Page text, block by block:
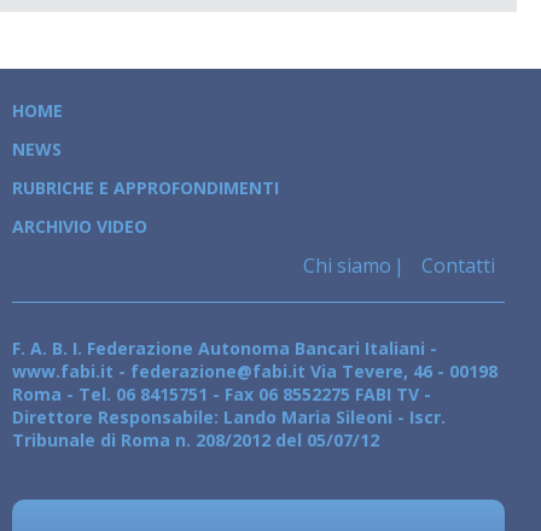
HOME
NEWS
RUBRICHE E APPROFONDIMENTI
ARCHIVIO VIDEO
Chi siamo Contatti
F. A. B. I. Federazione Autonoma Bancari Italiani -
www.fabi.it - federazione@fabi.it Via Tevere, 46 - 00198
Roma - Tel. 06 8415751 - Fax 06 8552275 FABI TV -
Direttore Responsabile: Lando Maria Sileoni - Iscr.
Tribunale di Roma n. 208/2012 del 05/07/12